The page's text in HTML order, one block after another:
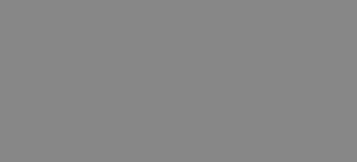
door een
van de site.